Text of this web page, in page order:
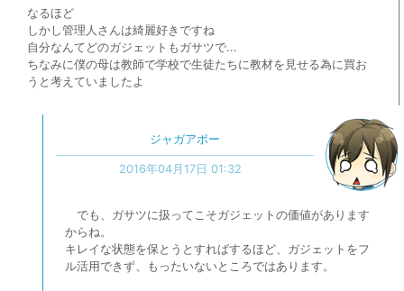
なるほど
しかし管理人さんは綺麗好きですね
自分なんてどのガジェットもガサツで...
ちなみに僕の母は教師で学校で生徒たちに教材を見せる為に買お
うと考えていましたよ
ジャガアポー
2016年04月17日 01:32
でも、ガサツに扱ってこそガジェットの価値があります
からね。
キレイな状態を保とうとすればするほど、ガジェットをフ
ル活用できず、もったいないところではあります。